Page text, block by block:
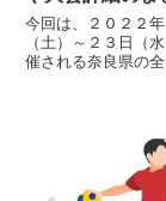
今回は、２０２２
（土）～２３日（
催される奈良県の
会ですね。伝統校
名の通りの力を見